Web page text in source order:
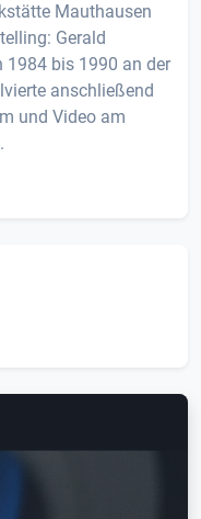
Mauthausen
Gerald
1984 bis 1990 an der
anschließend
und Video am